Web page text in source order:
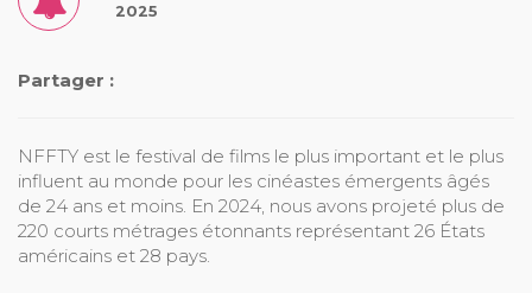
2025
Partager :
NFFTY est le festival de films le plus important et le plus
influent au monde pour les cinéastes émergents âgés
de 24 ans et moins. En 2024, nous avons projeté plus de
220 courts métrages étonnants représentant 26 États
américains et 28 pays.